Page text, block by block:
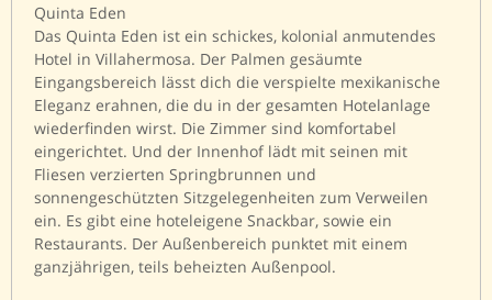
Quinta Eden
Das Quinta Eden ist ein schickes, kolonial anmutendes
Hotel in Villahermosa. Der Palmen gesäumte
Eingangsbereich lässt dich die verspielte mexikanische
Eleganz erahnen, die du in der gesamten Hotelanlage
wiederfinden wirst. Die Zimmer sind komfortabel
eingerichtet. Und der Innenhof lädt mit seinen mit
Fliesen verzierten Springbrunnen und
sonnengeschützten Sitzgelegenheiten zum Verweilen
ein. Es gibt eine hoteleigene Snackbar, sowie ein
Restaurants. Der Außenbereich punktet mit einem
ganzjährigen, teils beheizten Außenpool.